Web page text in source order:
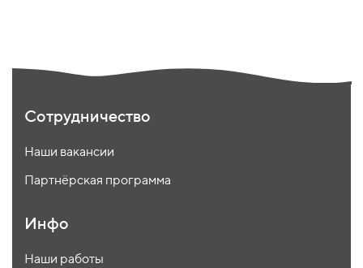
Сотрудничество
Наши вакансии
Партнёрская программа
Инфо
Наши работы